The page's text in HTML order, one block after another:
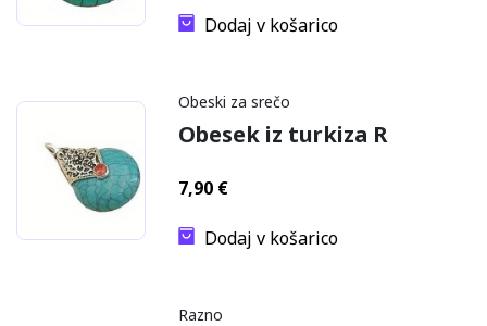
Dodaj v košarico
Obeski za srečo
Obesek iz turkiza R
7,90 €
Dodaj v košarico
Razno